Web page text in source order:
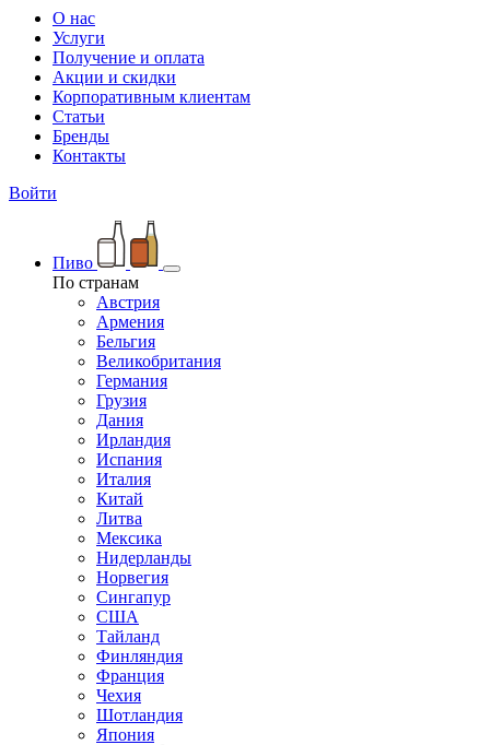
О нас
Услуги
Получение и оплата
Акции и скидки
Корпоративным клиентам
Статьи
Бренды
Контакты
Войти
Пиво
По странам
Австрия
Армения
Бельгия
Великобритания
Германия
Грузия
Дания
Ирландия
Испания
Италия
Китай
Литва
Мексика
Нидерланды
Норвегия
Сингапур
США
Тайланд
Финляндия
Франция
Чехия
Шотландия
Япония